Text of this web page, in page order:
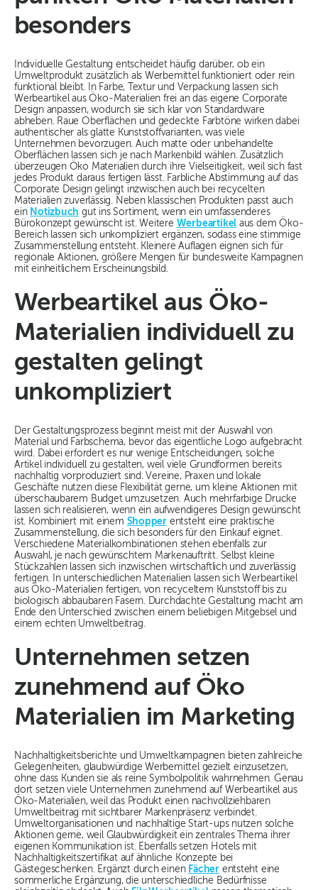
besonders
Individuelle Gestaltung entscheidet häufig darüber, ob ein
Umweltprodukt zusätzlich als Werbemittel funktioniert oder rein
funktional bleibt. In Farbe, Textur und Verpackung lassen sich
Werbeartikel aus Öko-Materialien frei an das eigene Corporate
Design anpassen, wodurch sie sich klar von Standardware
abheben. Raue Oberflächen und gedeckte Farbtöne wirken dabei
authentischer als glatte Kunststoffvarianten, was viele
Unternehmen bevorzugen. Auch matte oder unbehandelte
Oberflächen lassen sich je nach Markenbild wählen. Zusätzlich
überzeugen Öko Materialien durch ihre Vielseitigkeit, weil sich fast
jedes Produkt daraus fertigen lässt. Farbliche Abstimmung auf das
Corporate Design gelingt inzwischen auch bei recycelten
Materialien zuverlässig. Neben klassischen Produkten passt auch
ein Notizbuch gut ins Sortiment, wenn ein umfassenderes
Bürokonzept gewünscht ist. Weitere Werbeartikel aus dem Öko-
Bereich lassen sich unkompliziert ergänzen, sodass eine stimmige
Zusammenstellung entsteht. Kleinere Auflagen eignen sich für
regionale Aktionen, größere Mengen für bundesweite Kampagnen
mit einheitlichem Erscheinungsbild.
Werbeartikel aus Öko-
Materialien individuell zu
gestalten gelingt
unkompliziert
Der Gestaltungsprozess beginnt meist mit der Auswahl von
Material und Farbschema, bevor das eigentliche Logo aufgebracht
wird. Dabei erfordert es nur wenige Entscheidungen, solche
Artikel individuell zu gestalten, weil viele Grundformen bereits
nachhaltig vorproduziert sind. Vereine, Praxen und lokale
Geschäfte nutzen diese Flexibilität gerne, um kleine Aktionen mit
überschaubarem Budget umzusetzen. Auch mehrfarbige Drucke
lassen sich realisieren, wenn ein aufwendigeres Design gewünscht
ist. Kombiniert mit einem Shopper entsteht eine praktische
Zusammenstellung, die sich besonders für den Einkauf eignet.
Verschiedene Materialkombinationen stehen ebenfalls zur
Auswahl, je nach gewünschtem Markenauftritt. Selbst kleine
Stückzahlen lassen sich inzwischen wirtschaftlich und zuverlässig
fertigen. In unterschiedlichen Materialien lassen sich Werbeartikel
aus Öko-Materialien fertigen, von recyceltem Kunststoff bis zu
biologisch abbaubaren Fasern. Durchdachte Gestaltung macht am
Ende den Unterschied zwischen einem beliebigen Mitgebsel und
einem echten Umweltbeitrag.
Unternehmen setzen
zunehmend auf Öko
Materialien im Marketing
Nachhaltigkeitsberichte und Umweltkampagnen bieten zahlreiche
Gelegenheiten, glaubwürdige Werbemittel gezielt einzusetzen,
ohne dass Kunden sie als reine Symbolpolitik wahrnehmen. Genau
dort setzen viele Unternehmen zunehmend auf Werbeartikel aus
Öko-Materialien, weil das Produkt einen nachvollziehbaren
Umweltbeitrag mit sichtbarer Markenpräsenz verbindet.
Umweltorganisationen und nachhaltige Start-ups nutzen solche
Aktionen gerne, weil Glaubwürdigkeit ein zentrales Thema ihrer
eigenen Kommunikation ist. Ebenfalls setzen Hotels mit
Nachhaltigkeitszertifikat auf ähnliche Konzepte bei
Gästegeschenken. Ergänzt durch einen Fächerentsteht eine
sommerliche Ergänzung, die unterschiedliche Bedürfnisse